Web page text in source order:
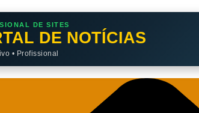
DE SITES
DE NOTÍCIAS
• Profissional